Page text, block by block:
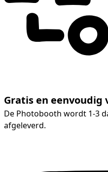
Gratis en eenvoudig
De Photobooth wordt 1-3
afgeleverd.